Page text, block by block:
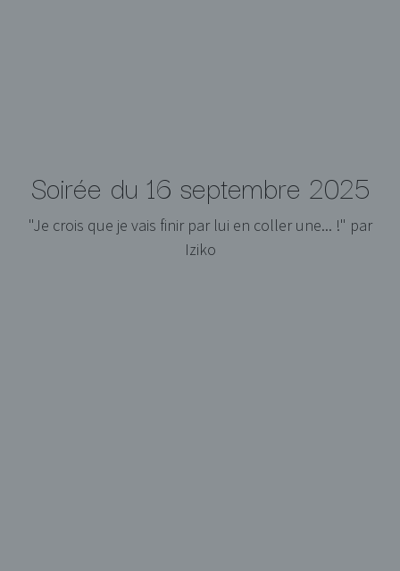
Soirée du 16 septembre 2025
"Je crois que je vais finir par lui en coller une... !" par
Iziko